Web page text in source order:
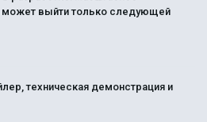
может выйти только следующей
техническая демонстрация и